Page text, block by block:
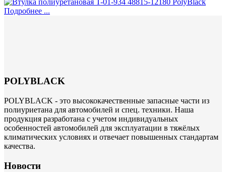
Подробнее ...
POLYBLACK
POLYBLACK - это высококачественные запасные части из
полиуриетана для автомобилей и спец. техники. Наша
продукция разработана с учетом индивидуальных
особенностей автомобилей для эксплуатации в тяжёлых
климатических условиях и отвечает повышенных стандартам
качества.
Новости